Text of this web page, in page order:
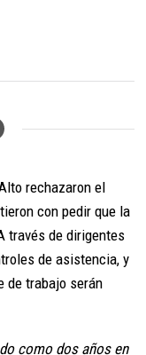
rechazaron el
con pedir que la
través de dirigentes
de asistencia, y
de trabajo serán
como dos años en